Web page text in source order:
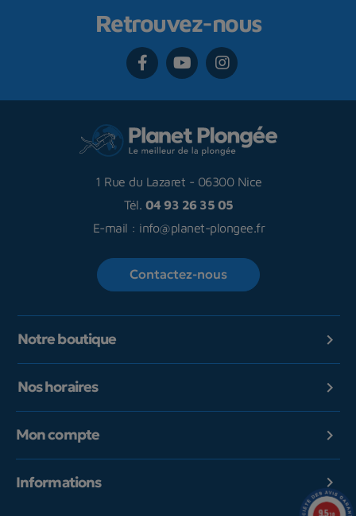
Retrouvez-nous
1 Rue du Lazaret - 06300 Nice
Tél. 04 93 26 35 05
E-mail : info@planet-plongee.fr
Contactez-nous
Notre boutique 
Nos horaires 
Mon compte 
Informations 
9.5/10